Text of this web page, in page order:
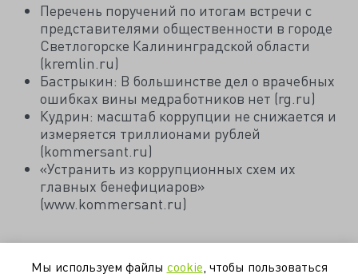
Перечень поручений по итогам встречи с
представителями общественности в городе
Светлогорске Калининградской области
(kremlin.ru)
Бастрыкин: В большинстве дел о врачебных
ошибках вины медработников нет (rg.ru)
Кудрин: масштаб коррупции не снижается и
измеряется триллионами рублей
(kommersant.ru)
«Устранить из коррупционных схем их
главных бенефициаров»
(www.kommersant.ru)
Мы используем файлы cookie , чтобы пользоваться